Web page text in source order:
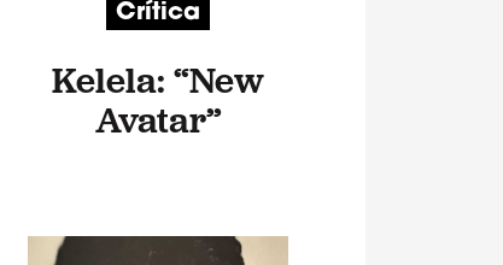
Crítica
Kelela: “New
Avatar”